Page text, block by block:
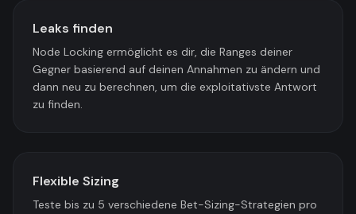
Leaks finden
Node Locking ermöglicht es dir, die Ranges deiner
Gegner basierend auf deinen Annahmen zu ändern und
dann neu zu berechnen, um die exploitativste Antwort
zu finden.
Flexible Sizing
Teste bis zu 5 verschiedene Bet-Sizing-Strategien pro